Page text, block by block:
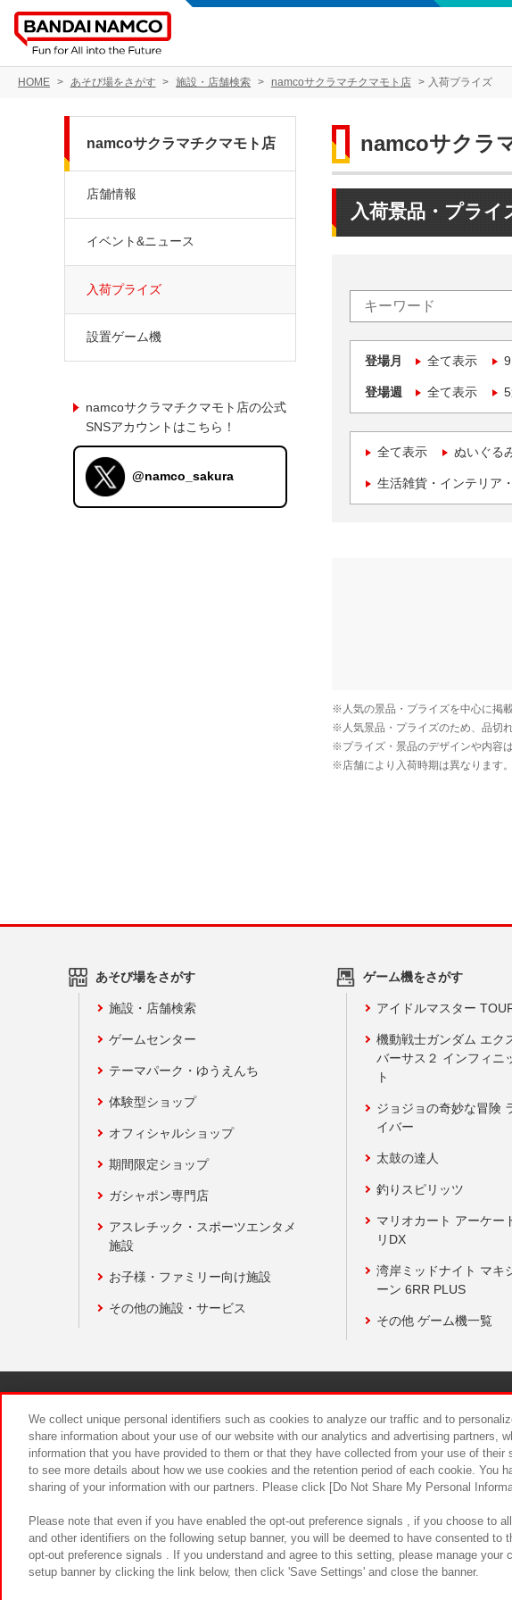
HOME あそび場をさがす 施設・店舗検索 namcoサクラマチクマモト店 入荷プライズ
namcoサクラ
入荷景品・プライ
登場月 全て表示
登場週 全て表示
全て表示 ぬいぐる
生活雑貨・インテリア
namcoサクラマチクマモト店
店舗情報
イベント&ニュース
入荷プライズ
設置ゲーム機
namcoサクラマチクマモト店の公式
SNSアカウントはこちら！
@namco_sakura
あそび場をさがす
施設・店舗検索
ゲームセンター
テーマパーク・ゆうえんち
体験型ショップ
オフィシャルショップ
期間限定ショップ
ガシャポン専門店
アスレチック・スポーツエンタメ
施設
お子様・ファミリー向け施設
その他の施設・サービス
ゲーム機をさがす
アイドルマスター
機動戦士ガンダム エク
バーサス２ インフィニ
ト
ジョジョの奇妙な冒険
イバー
太鼓の達人
釣りスピリッツ
マリオカート アーケー
リDX
湾岸ミッドナイト マキ
ーン 6RR PLUS
その他 ゲーム機一覧
食品のご提供について カス
We collect unique personal identifiers such as cookies to analyze our traffic and to
share information about your use of our website with our analytics and advertising partners,
information that you have provided to them or that they have collected from your use of
to see more details about how we use cookies and the retention period of each cookie. You
sharing of your information with our partners. Please click [Do Not Share My Personal
Please note that even if you have enabled the opt-out preference signals , if you choose to
and other identifiers on the following setup banner, you will be deemed to have consented to
opt-out preference signals . If you understand and agree to this setting, please manage your
setup banner by clicking the link below, then click 'Save Settings' and close the banner.